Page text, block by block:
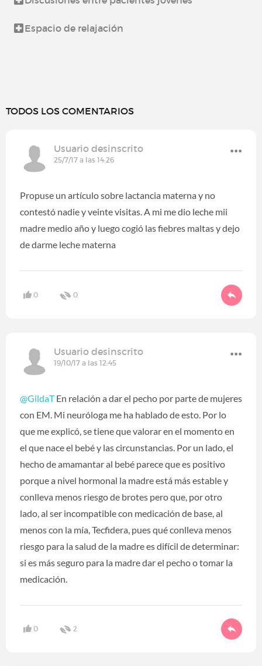
Espacio de relajación
TODOS LOS COMENTARIOS
Usuario desinscrito
25/7/17 a las 14:26
Propuse un artículo sobre lactancia materna y no
contestó nadie y veinte visitas. A mi me dio leche mii
madre medio año y luego cogió las fiebres maltas y dejo
de darme leche materna
0 0
Usuario desinscrito
19/10/17 a las 12:45
@GildaTEn relación a dar el pecho por parte de mujeres
con EM. Mi neuróloga me ha hablado de esto. Por lo
que me explicó, se tiene que valorar en el momento en
el que nace el bebé y las circunstancias. Por un lado, el
hecho de amamantar al bebé parece que es positivo
porque a nivel hormonal la madre está más estable y
conlleva menos riesgo de brotes pero que, por otro
lado, al ser incompatible con medicación de base, al
menos con la mía, Tecfidera, pues qué conlleva menos
riesgo para la salud de la madre es difícil de determinar:
si es más seguro para la madre dar el pecho o tomar la
medicación.
0 2